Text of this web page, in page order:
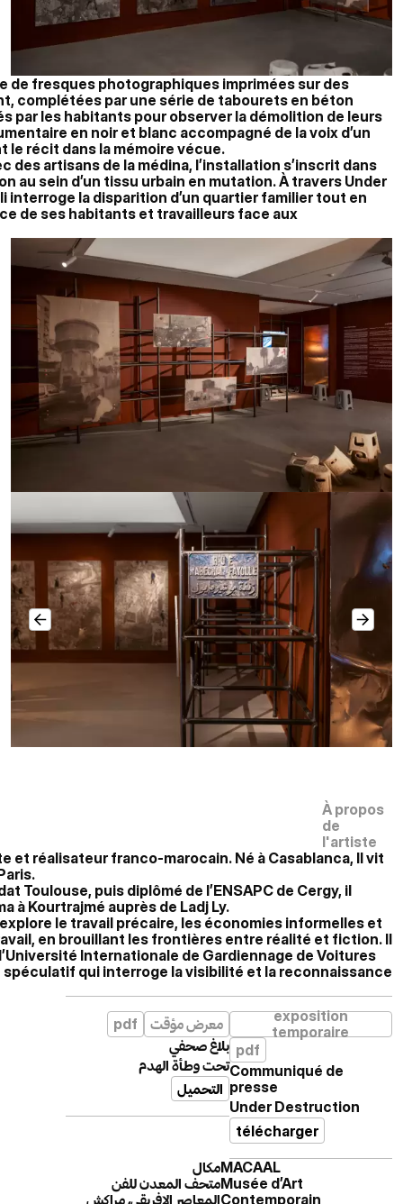
de fresques photographiques imprimées sur des
complétées par une série de tabourets en béton
par les habitants pour observer la démolition de leurs
en noir et blanc accompagné de la voix d’un
le récit dans la mémoire vécue.
des artisans de la médina, l’installation s’inscrit dans
au sein d’un tissu urbain en mutation. À travers Under
interroge la disparition d’un quartier familier tout en
de ses habitants et travailleurs face aux
À propos
de
l'artiste
et réalisateur franco-marocain. Né à Casablanca, Il vit
Toulouse, puis diplômé de l’ENSAPC de Cergy, il
à Kourtrajmé auprès de Ladj Ly.
le travail précaire, les économies informelles et
en brouillant les frontières entre réalité et fiction. Il
Internationale de Gardiennage de Voitures
qui interroge la visibilité et la reconnaissance
معرض مؤقت
pdf
بلاغ صحفي
تحت وطأة الهدم
التحميل
exposition
temporaire
pdf
Communiqué de
presse
Under Destruction
télécharger
مكال
متحف المعدن للفن
المعاصر الإفريقي، مراكش
MACAAL
Musée d’Art
Contemporain